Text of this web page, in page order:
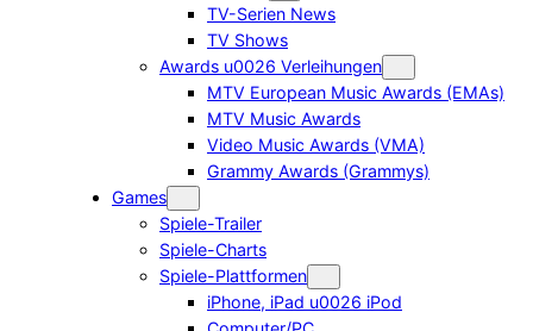
TV-Serien News
TV Shows
Awards u0026 Verleihungen
MTV European Music Awards (EMAs)
MTV Music Awards
Video Music Awards (VMA)
Grammy Awards (Grammys)
Games
Spiele-Trailer
Spiele-Charts
Spiele-Plattformen
iPhone, iPad u0026 iPod